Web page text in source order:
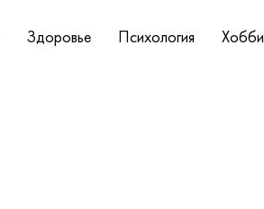
Здоровье Психология Хобби